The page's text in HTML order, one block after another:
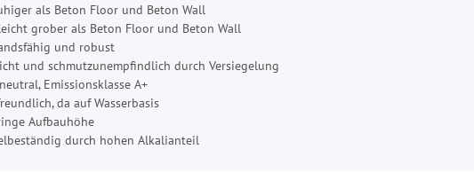
als Beton Floor und Beton Wall
grober als Beton Floor und Beton Wall
und robust
und schmutzunempfindlich durch Versiegelung
Emissionsklasse A+
da auf Wasserbasis
Aufbauhöhe
durch hohen Alkalianteil